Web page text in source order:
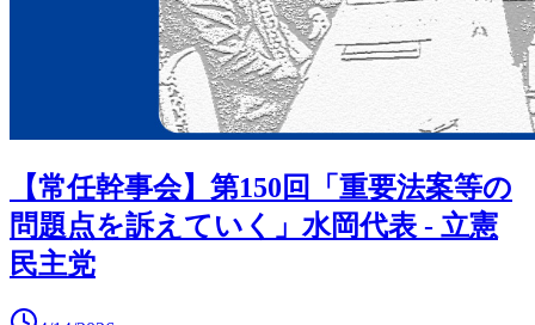
【常任幹事会】第150回「重要法案等の
問題点を訴えていく」水岡代表 - 立憲
民主党